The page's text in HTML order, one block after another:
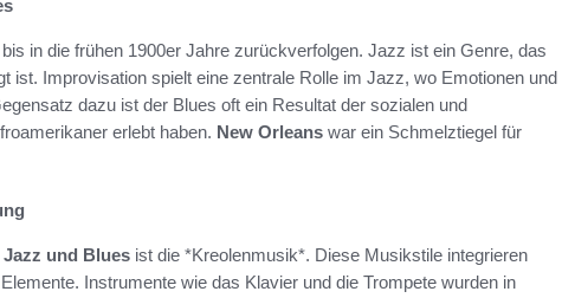
in die frühen 1900er Jahre zurückverfolgen. Jazz ist ein Genre, das
ist. Improvisation spielt eine zentrale Rolle im Jazz, wo Emotionen und
dazu ist der Blues oft ein Resultat der sozialen und
erlebt haben. New Orleans war ein Schmelztiegel für
Jazz und Blues ist die *Kreolenmusik*. Diese Musikstile integrieren
Instrumente wie das Klavier und die Trompete wurden in